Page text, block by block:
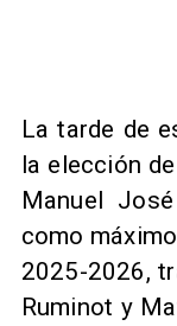
La tarde de
la elección
Manuel
como
2025-2026,
Ruminot y